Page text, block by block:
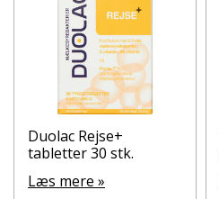
Duolac Rejse+
tabletter 30 stk.
Læs mere »